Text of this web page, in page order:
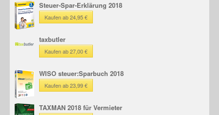
Steuer-Spar-Erklärung 2018
Kaufen ab 24,95 €
taxbutler
Kaufen ab 27,00 €
WISO steuer:Sparbuch 2018
Kaufen ab 23,99 €
TAXMAN 2018 für Vermieter